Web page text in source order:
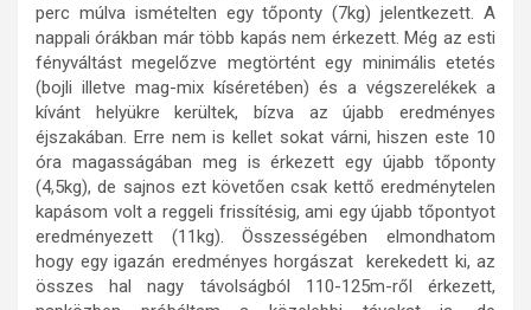
perc múlva ismételten egy tőponty (7kg) jelentkezett. A
nappali órákban már több kapás nem érkezett. Még az esti
fényváltást megelőzve megtörtént egy minimális etetés
(bojli illetve mag-mix kíséretében) és a végszerelékek a
kívánt helyükre kerültek, bízva az újabb eredményes
éjszakában. Erre nem is kellet sokat várni, hiszen este 10
óra magasságában meg is érkezett egy újabb tőponty
(4,5kg), de sajnos ezt követően csak kettő eredménytelen
kapásom volt a reggeli frissítésig, ami egy újabb tőpontyot
eredményezett (11kg). Összességében elmondhatom
hogy egy igazán eredményes horgászat kerekedett ki, az
összes hal nagy távolságból 110-125m-ről érkezett,